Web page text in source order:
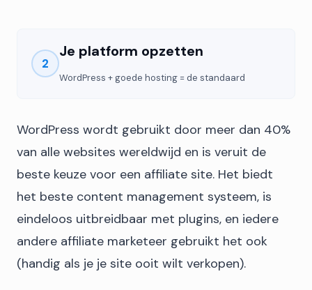
2
Je platform opzetten
WordPress + goede hosting = de standaard
WordPress wordt gebruikt door meer dan 40%
van alle websites wereldwijd en is veruit de
beste keuze voor een affiliate site. Het biedt
het beste content management systeem, is
eindeloos uitbreidbaar met plugins, en iedere
andere affiliate marketeer gebruikt het ook
(handig als je je site ooit wilt verkopen).